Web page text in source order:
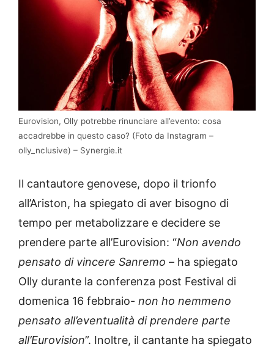
Eurovision, Olly potrebbe rinunciare all’evento: cosa
accadrebbe in questo caso? (Foto da Instagram –
olly_nclusive) – Synergie.it
Il cantautore genovese, dopo il trionfo
all’Ariston, ha spiegato di aver bisogno di
tempo per metabolizzare e decidere se
prendere parte all’Eurovision: “Non avendo
pensato di vincere Sanremo – ha spiegato
Olly durante la conferenza post Festival di
domenica 16 febbraio- non ho nemmeno
pensato all’eventualità di prendere parte
all’Eurovision”. Inoltre, il cantante ha spiegato